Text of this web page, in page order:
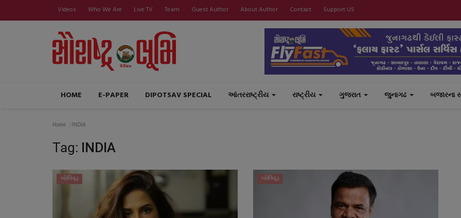
Videos Who We Are Live TV Team Guest Author About Author Contact Support US
HOME E-PAPER DIPOTSAV SPECIAL આંતરરાષ્ટ્રીય રાષ્ટ્રીય ગુજરાત જુનાગઢ બજારના
Home INDIA
Tag: INDIA
બોલિવૂડ બોલિવૂડ